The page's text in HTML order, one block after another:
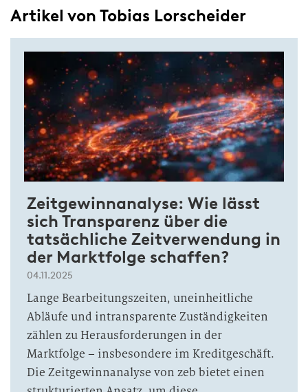
Artikel von Tobias Lorscheider
Zeitgewinnanalyse: Wie lässt
sich Transparenz über die
tatsächliche Zeitverwendung in
der Marktfolge schaffen?
04.11.2025
Lange Bearbeitungszeiten, uneinheitliche
Abläufe und intransparente Zuständigkeiten
zählen zu Herausforderungen in der
Marktfolge – insbesondere im Kreditgeschäft.
Die Zeitgewinnanalyse von zeb bietet einen